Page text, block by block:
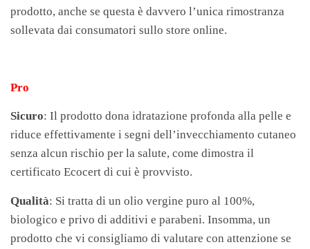
prodotto, anche se questa è davvero l’unica rimostranza
sollevata dai consumatori sullo store online.
Pro
Sicuro: Il prodotto dona idratazione profonda alla pelle e
riduce effettivamente i segni dell’invecchiamento cutaneo
senza alcun rischio per la salute, come dimostra il
certificato Ecocert di cui è provvisto.
Qualità: Si tratta di un olio vergine puro al 100%,
biologico e privo di additivi e parabeni. Insomma, un
prodotto che vi consigliamo di valutare con attenzione se